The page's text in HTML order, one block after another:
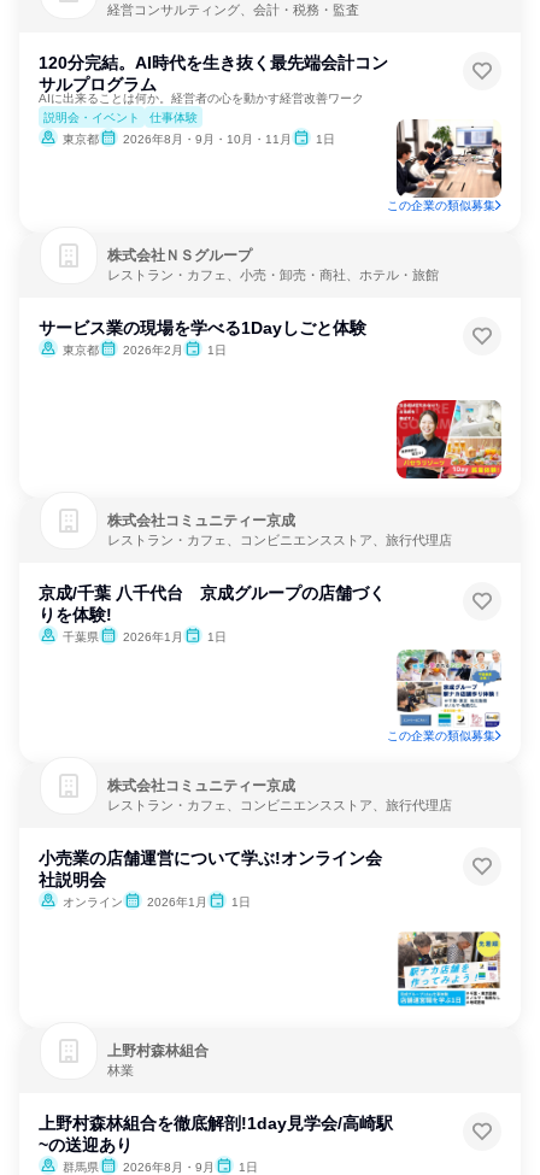
経営コンサルティング、会計・税務・監査
120分完結。AI時代を生き抜く最先端会計コン
サルプログラム
AIに出来ることは何か。経営者の心を動かす経営改善ワーク
説明会・イベント
仕事体験
東京都
2026年8月・9月・10月・11月 1日
この企業の類似募集
株式会社ＮＳグループ
レストラン・カフェ、小売・卸売・商社、ホテル・旅館
サービス業の現場を学べる1Dayしごと体験
東京都 2026年2月 1日
株式会社コミュニティー京成
レストラン・カフェ、コンビニエンスストア、旅行代理店
京成/千葉 八千代台 京成グループの店舗づく
りを体験!
千葉県 2026年1月 1日
この企業の類似募集
株式会社コミュニティー京成
レストラン・カフェ、コンビニエンスストア、旅行代理店
小売業の店舗運営について学ぶ!オンライン会
社説明会
オンライン 2026年1月 1日
上野村森林組合
林業
上野村森林組合を徹底解剖!1day見学会/高崎駅
~の送迎あり
群馬県 2026年8月・9月 1日